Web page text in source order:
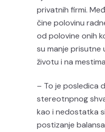
privatnih firmi.
čine polovinu
od polovine onih
su manje prisutne
životu i na
– To je posledica
stereotnpnog
kao i nedostatka
postizanje